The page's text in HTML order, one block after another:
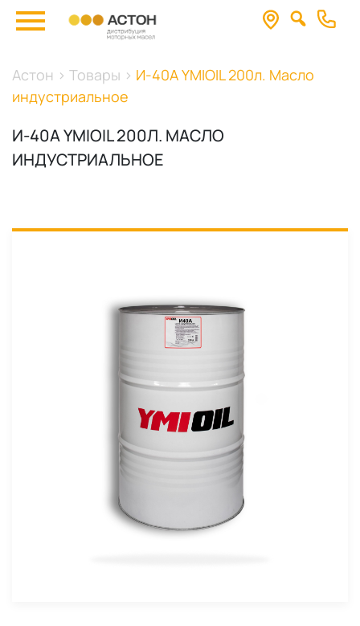
Астон > Товары > И-40А YMIOIL 200л. Масло
индустриальное
И-40А YMIOIL 200Л. МАСЛО
ИНДУСТРИАЛЬНОЕ